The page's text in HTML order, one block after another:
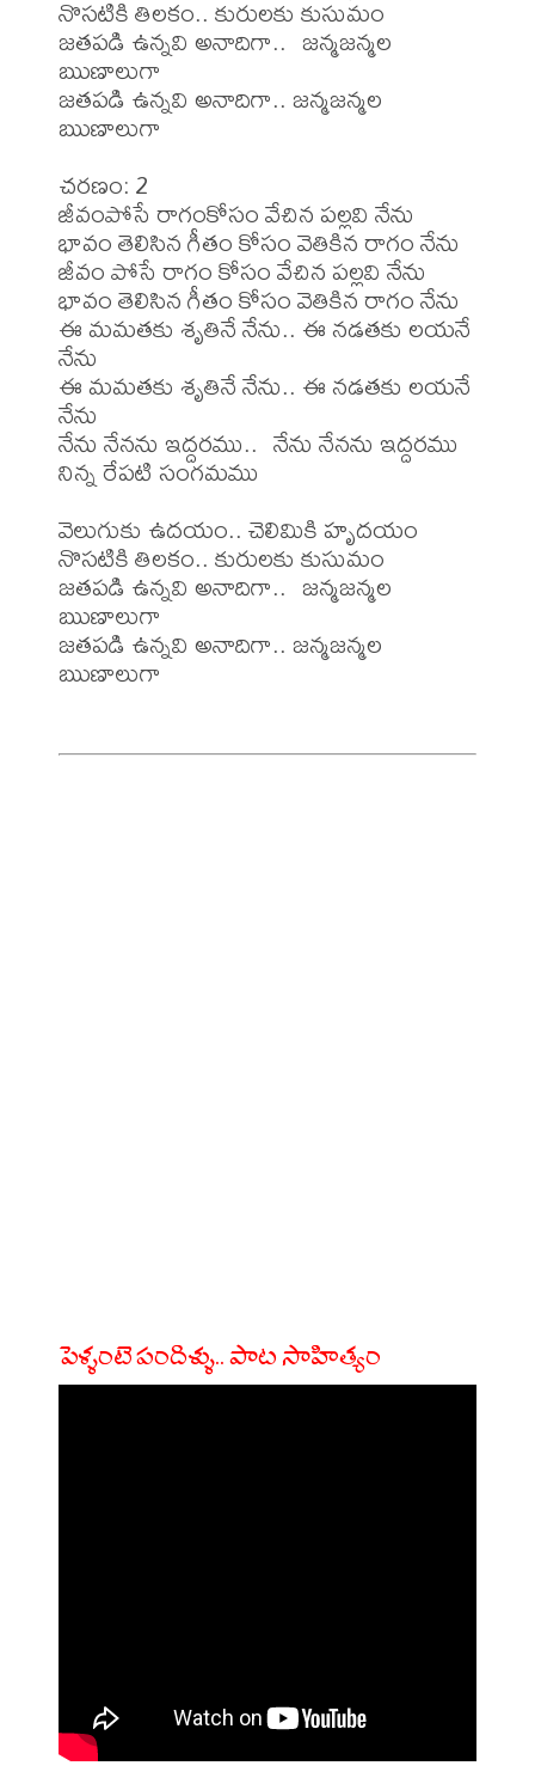
నొసటికి తిలకం.. కురులకు కుసుమం
జతపడి ఉన్నవి అనాదిగా..  జన్మజన్మల
ఋణాలుగా
జతపడి ఉన్నవి అనాదిగా.. జన్మజన్మల
ఋణాలుగా
చరణం: 2
జీవంపోసే రాగంకోసం వేచిన పల్లవి నేను
భావం తెలిసిన గీతం కోసం వెతికిన రాగం నేను
జీవం పోసే రాగం కోసం వేచిన పల్లవి నేను
భావం తెలిసిన గీతం కోసం వెతికిన రాగం నేను
ఈ మమతకు శృతినే నేను.. ఈ నడతకు లయనే
నేను
ఈ మమతకు శృతినే నేను.. ఈ నడతకు లయనే
నేను
నేను నేనను ఇద్దరము..  నేను నేనను ఇద్దరము
నిన్న రేపటి సంగమము
వెలుగుకు ఉదయం.. చెలిమికి హృదయం
నొసటికి తిలకం.. కురులకు కుసుమం
జతపడి ఉన్నవి అనాదిగా..  జన్మజన్మల
ఋణాలుగా
జతపడి ఉన్నవి అనాదిగా.. జన్మజన్మల
ఋణాలుగా
పెళ్ళంటె పందిళ్ళు.. పాట సాహిత్యం